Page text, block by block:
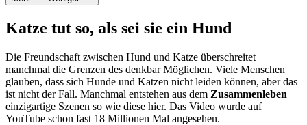
Katze tut so, als sei sie ein Hund
Die Freundschaft zwischen Hund und Katze überschreitet
manchmal die Grenzen des denkbar Möglichen. Viele Menschen
glauben, dass sich Hunde und Katzen nicht leiden können, aber das
ist nicht der Fall. Manchmal entstehen aus dem Zusammenleben
einzigartige Szenen so wie diese hier. Das Video wurde auf
YouTube schon fast 18 Millionen Mal angesehen.